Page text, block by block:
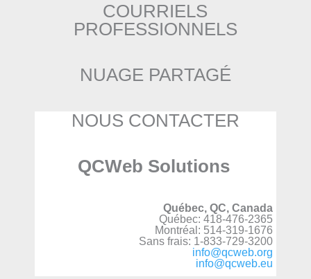
COURRIELS
PROFESSIONNELS
NUAGE PARTAGÉ
NOUS CONTACTER
QCWeb Solutions
Québec, QC, Canada
Québec: 418-476-2365
Montréal: 514-319-1676
Sans frais: 1-833-729-3200
info@qcweb.org
info@qcweb.eu